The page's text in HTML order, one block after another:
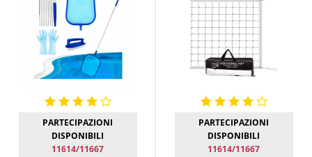
PARTECIPAZIONI
DISPONIBILI
11614/11667
PARTECIPAZIONI
DISPONIBILI
11614/11667